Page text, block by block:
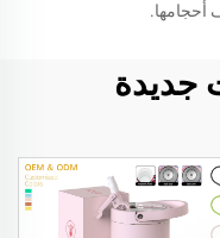
أحجامها.
جديدة